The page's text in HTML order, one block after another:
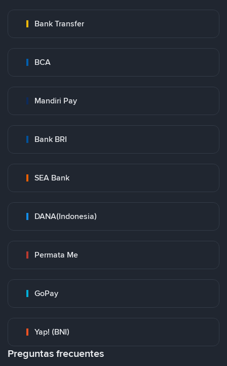
Bank Transfer
BCA
Mandiri Pay
Bank BRI
SEA Bank
DANA(Indonesia)
Permata Me
GoPay
Yap! (BNI)
Preguntas frecuentes